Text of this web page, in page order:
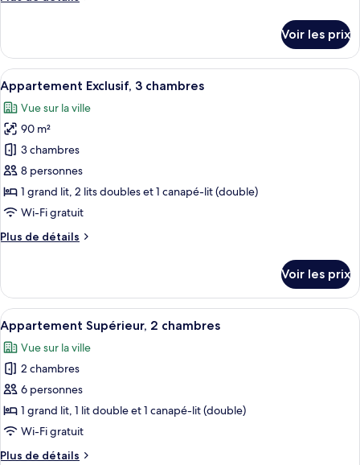
chambres
le
type
de
chambre
Appartement
Exclusif,
2
chambres
Voir les prix
Afficher
toutes
les
photos
pour
ce
type
de
chambre :
Appartement
chambres
Un salon moderne avec un canapé
12
Appartement Exclusif, 3 chambres
Vue sur la ville
90 m²
3 chambres
8 personnes
1 grand lit, 2 lits doubles et 1 canapé-lit (double)
Wi-Fi gratuit
Plus de détails
Plus
le
type
de
chambre
Appartement
Exclusif,
chambres
Voir les prix
Afficher
toutes
les
photos
pour
ce
type
Un salon moderne comprenant un
17
Appartement Supérieur, 2 chambres
Vue sur la ville
2 chambres
6 personnes
1 grand lit, 1 lit double et 1 canapé-lit (double)
Wi-Fi gratuit
Plus de détails
Plus